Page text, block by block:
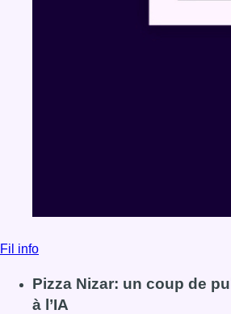
Fil info
Pizza Nizar: un coup de
à l’IA